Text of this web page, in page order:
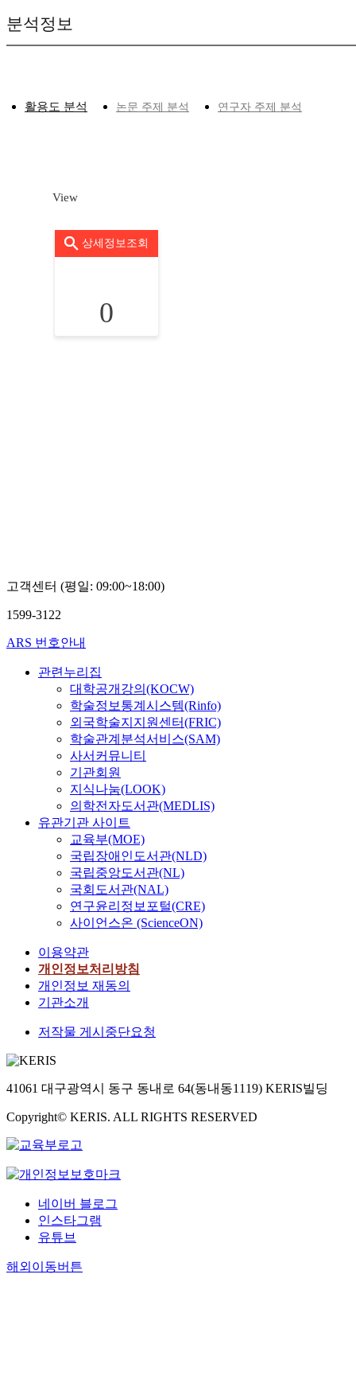
분석정보
활용도 분석 논문 주제 분석 연구자 주제 분석
View
상세정보조회
0
고객센터 (평일: 09:00~18:00)
1599-3122
ARS 번호안내
관련누리집
대학공개강의(KOCW)
학술정보통계시스템(Rinfo)
외국학술지지원센터(FRIC)
학술관계분석서비스(SAM)
사서커뮤니티
기관회원
지식나눔(LOOK)
의학전자도서관(MEDLIS)
유관기관 사이트
교육부(MOE)
국립장애인도서관(NLD)
국립중앙도서관(NL)
국회도서관(NAL)
연구윤리정보포털(CRE)
사이언스온 (ScienceON)
이용약관
개인정보처리방침
개인정보 재동의
기관소개
저작물 게시중단요청
41061 대구광역시 동구 동내로 64(동내동1119) KERIS빌딩
Copyright© KERIS. ALL RIGHTS RESERVED
네이버 블로그
인스타그램
유튜브
해외이동버튼